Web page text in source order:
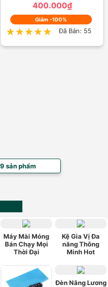
Giảm -100%
400.000₫
₫
★★★★★
★★★★★ Đã Bán: 55
sản phẩm
Máy Mài Móng
Bán Chạy Mọi
Thời Đại
Kệ Gia Vị Đa
năng Thông
Minh Hot
Đèn Năng Lương